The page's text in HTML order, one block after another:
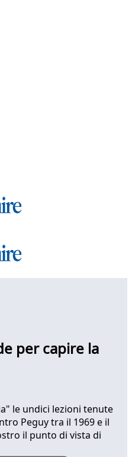
per capire la
le undici lezioni tenute
Peguy tra il 1969 e il
il punto di vista di